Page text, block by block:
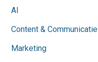
AI
Content & Communicatie
Marketing